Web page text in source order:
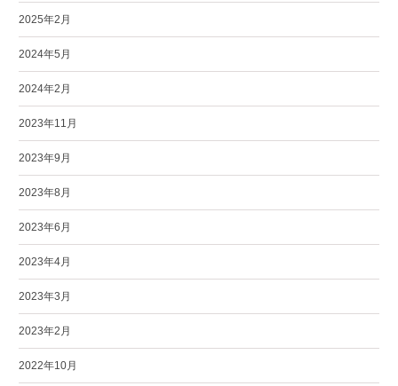
2025年2月
2024年5月
2024年2月
2023年11月
2023年9月
2023年8月
2023年6月
2023年4月
2023年3月
2023年2月
2022年10月